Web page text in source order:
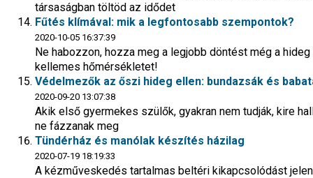
társaságban töltöd az idődet
Fűtés klímával: mik a legfontosabb szempontok?
2020-10-05 16:37:39
Ne habozzon, hozza meg a legjobb döntést még a
kellemes hőmérsékletet!
Védelmezők az őszi hideg ellen: bundazsák és
2020-09-20 13:07:38
Akik első gyermekes szülők, gyakran nem tudják, kire
ne fázzanak meg
Tündérház és manólak készítés házilag
2020-07-19 18:19:33
A kézműveskedés tartalmas beltéri kikapcsolódást